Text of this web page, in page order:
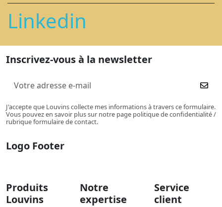
Linkedin
Inscrivez-vous à la newsletter
J'accepte que Louvins collecte mes informations à travers ce formulaire.
Vous pouvez en savoir plus sur notre page politique de confidentialité /
rubrique formulaire de contact.
Logo Footer
Produits
Louvins
Notre
expertise
Service
client